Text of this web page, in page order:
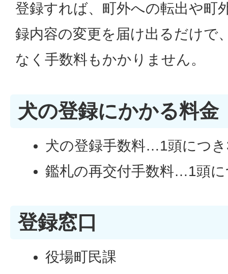
登録すれば、町外への転出や町
録内容の変更を届け出るだけで
なく手数料もかかりません。
犬の登録にかかる料金
犬の登録手数料…1頭につ
鑑札の再交付手数料…1頭
登録窓口
役場町民課